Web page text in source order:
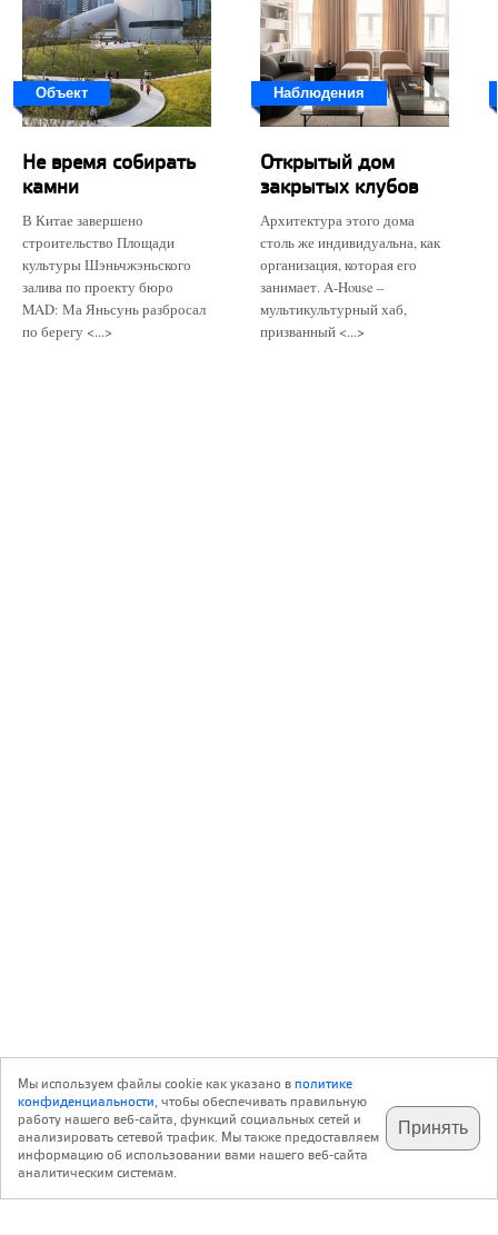
Объект
Не время собирать
камни
В Китае завершено
строительство Площади
культуры Шэньчжэньского
залива по проекту бюро
MAD: Ма Яньсунь разбросал
по берегу <...>
Наблюдения
Открытый дом
закрытых клубов
Архитектура этого дома
столь же индивидуальна, как
организация, которая его
занимает. A-House –
мультикультурный хаб,
призванный <...>
подпишитесь на наш
телеграм @archi_ru
✕
с 20 июля 1999 г.
Мы используем файлы cookie как указано вполитике
конфиденциальности, чтобы обеспечивать правильную
работу нашего веб-сайта, функций социальных сетей и
анализировать сетевой трафик. Мы также предоставляем
информацию об использовании вами нашего веб-сайта
аналитическим системам.
Принять